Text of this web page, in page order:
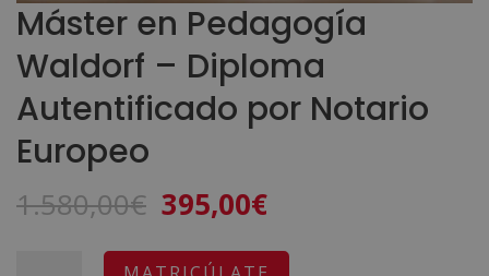
Máster en Pedagogía
Waldorf – Diploma
Autentificado por Notario
Europeo
1.580,00€ El
original
395,00€El
actual